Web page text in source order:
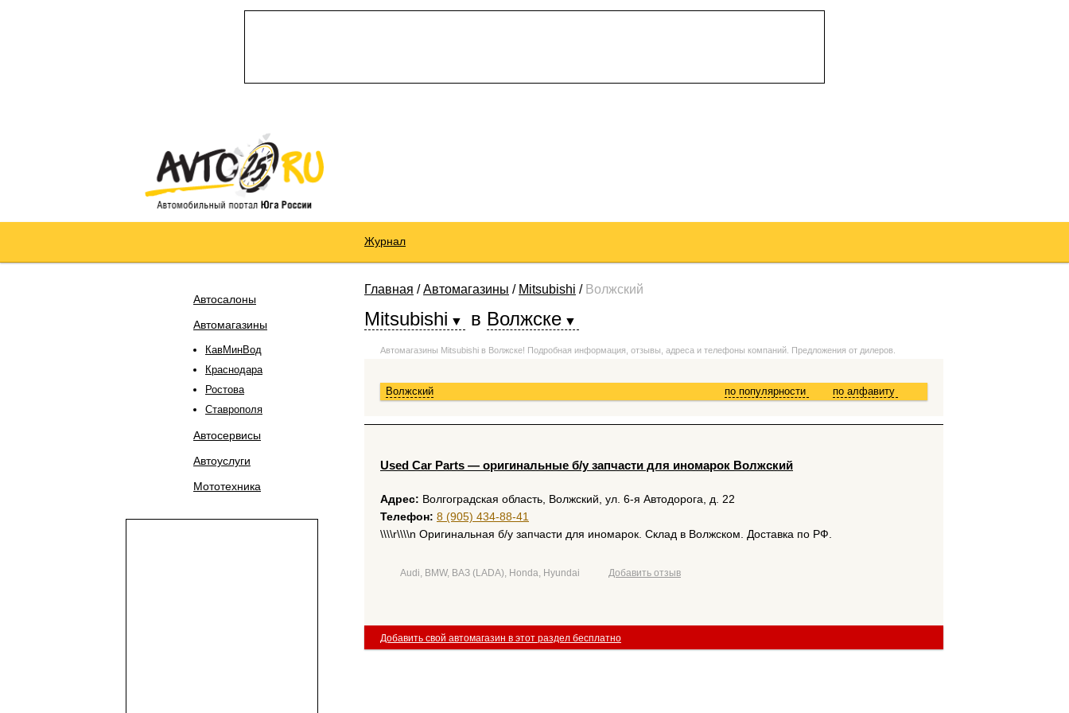
Журнал
Автосалоны
Автомагазины
КавМинВод
Краснодара
Ростова
Ставрополя
Автосервисы
Автоуслуги
Мототехника
Главная /Автомагазины / Mitsubishi / Волжский
Mitsubishi в Волжске
Автомагазины Mitsubishi в Волжске! Подробная информация, отзывы, адреса и телефоны компаний. Предложения от дилеров.
Волжский по алфавиту
по популярности
Used Car Parts — оригинальные б/у запчасти для иномарок Волжский
Адрес: Волгоградская область, Волжский, ул. 6-я Автодорога, д. 22
Телефон: 8 (905) 434-88-41
\\\\r\\\\n Оригинальная б/у запчасти для иномарок. Склад в Волжском. Доставка по РФ.
Audi, BMW, ВАЗ (LADA), Honda, Hyundai Добавить отзыв
Добавить свой автомагазин в этот раздел бесплатно